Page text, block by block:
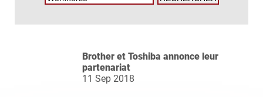
Brother et Toshiba annonce leur
partenariat
11 Sep 2018